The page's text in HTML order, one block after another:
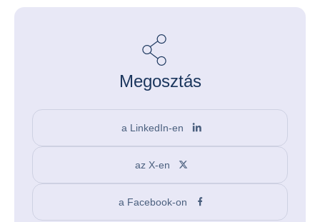
Megosztás
a LinkedIn-en
az X-en
a Facebook-on